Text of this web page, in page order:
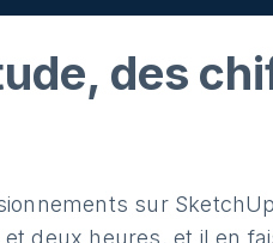
des
sur
deux heures, et il en